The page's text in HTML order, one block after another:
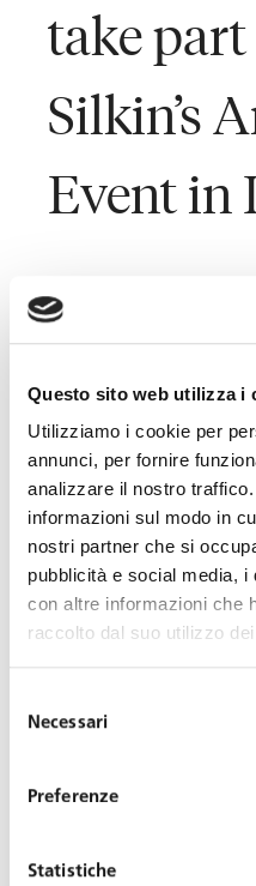
Questo sito web utilizza i
Utilizziamo i cookie per
annunci, per fornire
analizzare il nostro
informazioni sul modo in
nostri partner che si
pubblicità e social media, i
con altre informazioni che
raccolto dal suo utilizzo
delNecessari
Preferenze
Statistiche
take
Silkin’s
Event in
Lo Studio contribuirà
grande alleanza mondiale
L’incontro, che si terrà
dedicato agli ultimi
mondiale con una
flessibilità, discrimination,
dello Studio, interverrà in
not a way to make a living?
casi Tyco e British Gas Vs.